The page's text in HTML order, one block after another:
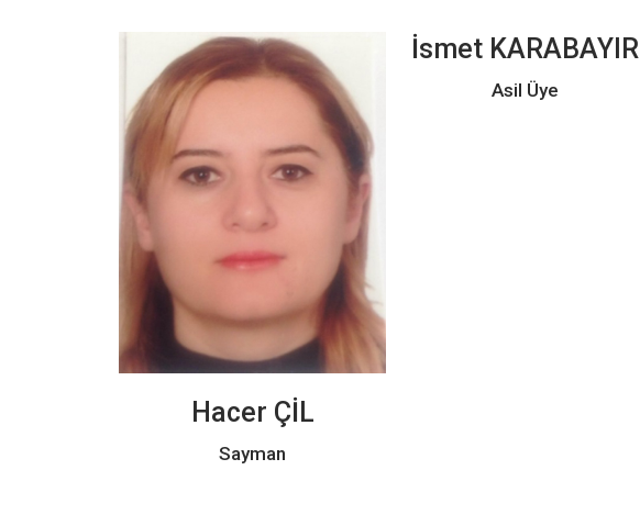
Hacer ÇİL
Sayman
İsmet KARABAYIR
Asil Üye